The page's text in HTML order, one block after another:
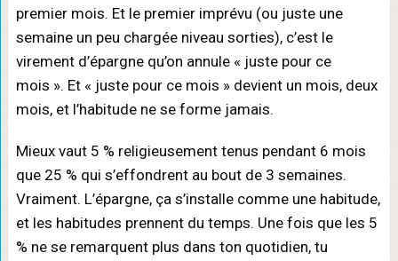
premier mois. Et le premier imprévu (ou juste une
semaine un peu chargée niveau sorties), c’est le
virement d’épargne qu’on annule « juste pour ce
mois ». Et « juste pour ce mois » devient un mois, deux
mois, et l’habitude ne se forme jamais.
Mieux vaut 5 % religieusement tenus pendant 6 mois
que 25 % qui s’effondrent au bout de 3 semaines.
Vraiment. L’épargne, ça s’installe comme une habitude,
et les habitudes prennent du temps. Une fois que les 5
% ne se remarquent plus dans ton quotidien, tu